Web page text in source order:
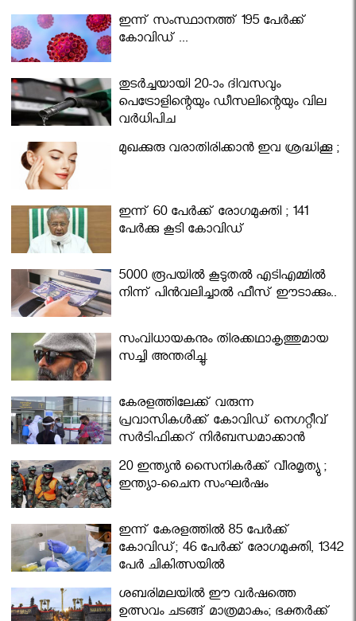
ഇന്ന് സംസ്ഥാനത്ത് 195 പേര്‍ക്ക്
കോവിഡ് ...
തുടർച്ചയായി 20-ാം ദിവസവും
പെട്രോളിന്റെയും ഡീസലിന്റെയും വില
വര്‍ധിപ്പിച്ചു
മുഖക്കുരു വരാതിരിക്കാന്‍ ഇവ ശ്രദ്ധിക്കൂ ;
ഇന്ന് 60 പേർക്ക് രോഗമുക്തി ; 141
പേര്‍ക്കു കൂടി കോവിഡ്
5000 രൂപയിൽ കൂടുതൽ എടിഎമ്മിൽ
നിന്ന് പിൻവലിച്ചാൽ ഫീസ് ഈടാക്കും..
സംവിധായകനും തിരക്കഥാകൃത്തുമായ
സച്ചി അന്തരിച്ചു.
കേരളത്തിലേക്ക് വരുന്ന
പ്രവാസികള്‍ക്ക് കോവിഡ് നെഗറ്റീവ്
സര്‍ട്ടിഫിക്കറ്റ് നിർബന്ധമാക്കാൻ
മന്ത്രിസഭ
20 ഇന്ത്യൻ സൈനികർക്ക് വീരമൃത്യു ;
ഇന്ത്യാ-ചൈന സംഘർഷം
ഇന്ന് കേരളത്തിൽ 85 പേർക്ക്
കോവിഡ്; 46 പേർക്ക് രോഗമുക്തി, 1342
പേർ ചികിത്സയിൽ
ശബരിമലയില്‍ ഈ വർഷത്തെ
ഉത്സവം ചടങ്ങ് മാത്രമാകും; ഭക്തർക്ക്